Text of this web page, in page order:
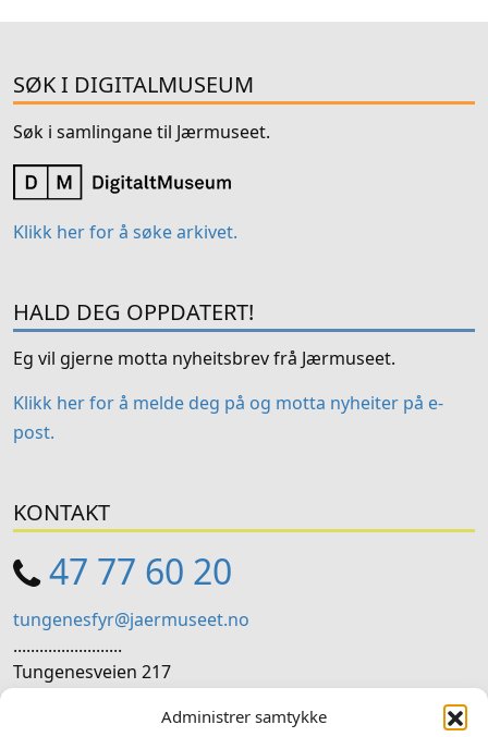
Administrer samtykke
SØK I DIGITALMUSEUM
Søk i samlingane til Jærmuseet.
Klikk her for å søke arkivet.
HALD DEG OPPDATERT!
Eg vil gjerne motta nyheitsbrev frå Jærmuseet.
Klikk her for å melde deg på og motta nyheiter på e-
post.
KONTAKT
47 77 60 20
tungenesfyr@jaermuseet.no
.........................
Tungenesveien 217